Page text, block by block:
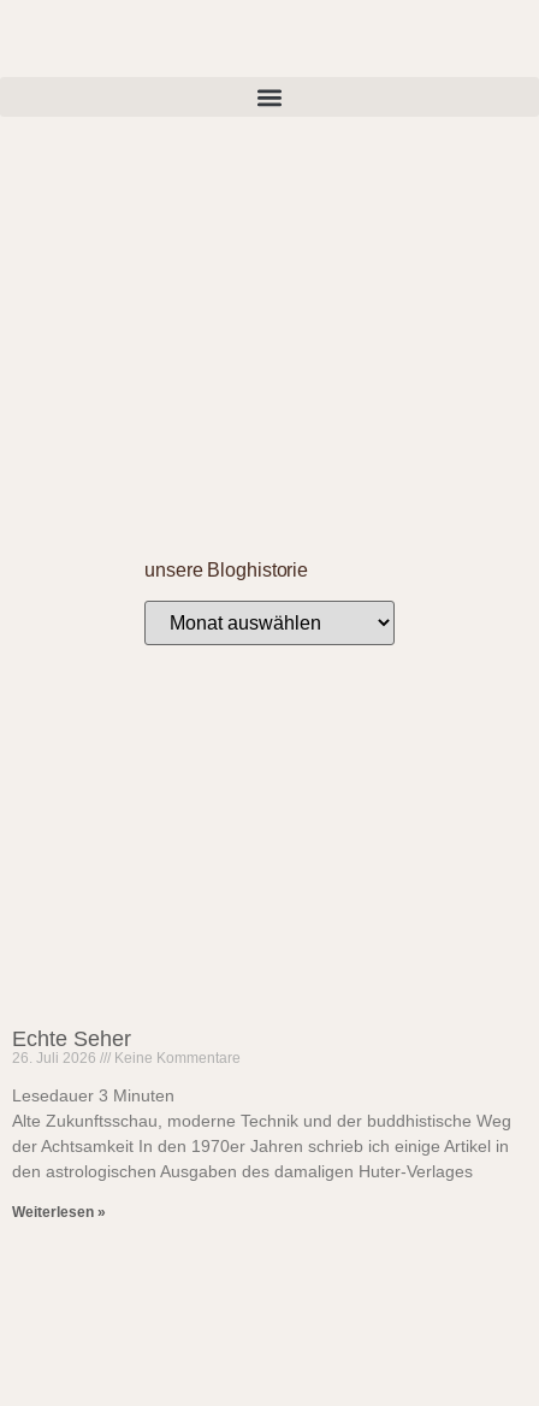
unsere Bloghistorie
Echte Seher
26. Juli 2026 Keine Kommentare
Lesedauer 3 Minuten
Alte Zukunftsschau, moderne Technik und der buddhistische Weg
der Achtsamkeit In den 1970er Jahren schrieb ich einige Artikel in
den astrologischen Ausgaben des damaligen Huter-Verlages
Weiterlesen »